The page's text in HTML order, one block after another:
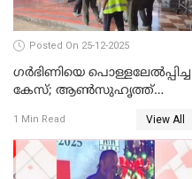
Posted On 25-12-2025
ഗര്‍ഭിണിയെ പൊള്ളലേല്‍പ്പിച്ച
കേസ്; ആണ്‍സുഹൃത്ത്
1 Min Read View All